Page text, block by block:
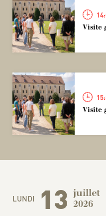
Visite
Visite
LUNDI 13 juillet
2026